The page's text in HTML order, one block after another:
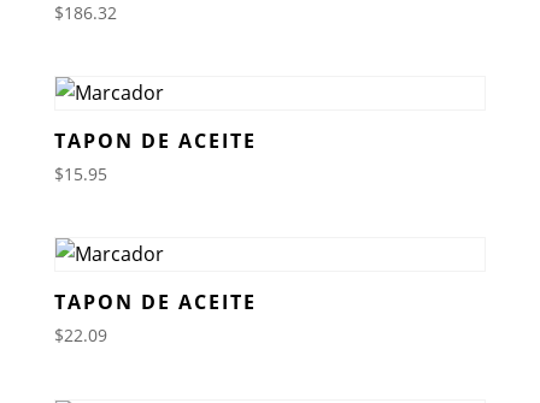
$186.32
TAPON DE ACEITE
$15.95
TAPON DE ACEITE
$22.09